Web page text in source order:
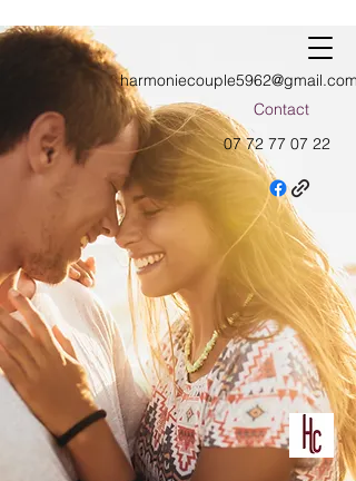
harmoniecouple5962@gmail.com
Contact
07 72 77 07 22